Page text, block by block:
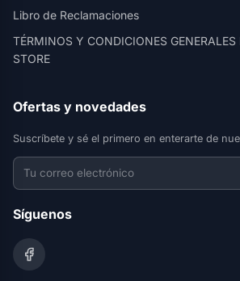
Libro de Reclamaciones
TÉRMINOS Y CONDICIONES
STORE
Ofertas y novedades
Suscríbete y sé el primero en enterarte de
Síguenos